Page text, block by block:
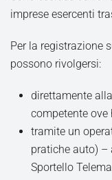
imprese esercenti
Per la registrazione
possono rivolgersi:
direttamente
competente ove
tramite un
pratiche auto)
Sportello